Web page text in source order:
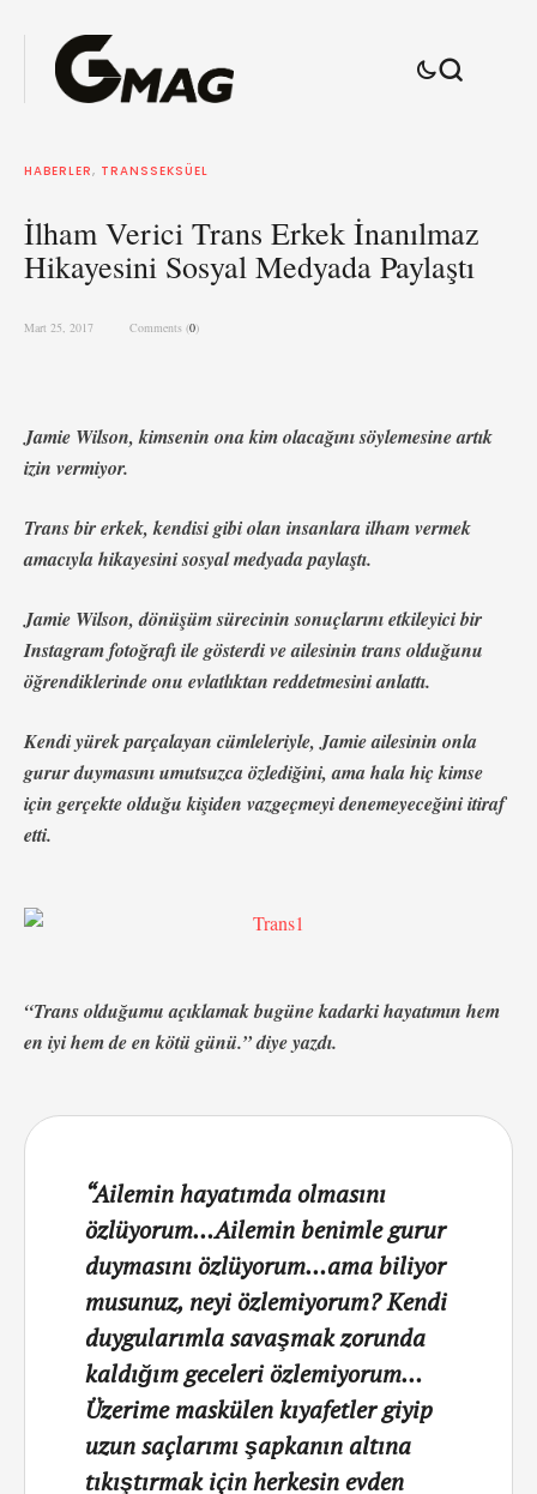
HABERLER, TRANSSEKSÜEL
İlham Verici Trans Erkek İnanılmaz
Hikayesini Sosyal Medyada Paylaştı
Mart 25, 2017 Comments (0)
Jamie Wilson, kimsenin ona kim olacağını söylemesine artık
izin vermiyor.
Trans bir erkek, kendisi gibi olan insanlara ilham vermek
amacıyla hikayesini sosyal medyada paylaştı.
Jamie Wilson, dönüşüm sürecinin sonuçlarını etkileyici bir
Instagram fotoğrafı ile gösterdi ve ailesinin trans olduğunu
öğrendiklerinde onu evlatlıktan reddetmesini anlattı.
Kendi yürek parçalayan cümleleriyle, Jamie ailesinin onla
gurur duymasını umutsuzca özlediğini, ama hala hiç kimse
için gerçekte olduğu kişiden vazgeçmeyi denemeyeceğini itiraf
etti.
“Trans olduğumu açıklamak bugüne kadarki hayatımın hem
en iyi hem de en kötü günü.” diye yazdı.
“Ailemin hayatımda olmasını
özlüyorum…Ailemin benimle gurur
duymasını özlüyorum…ama biliyor
musunuz, neyi özlemiyorum? Kendi
duygularımla savaşmak zorunda
kaldığım geceleri özlemiyorum…
Üzerime maskülen kıyafetler giyip
uzun saçlarımı şapkanın altına
tıkıştırmak için herkesin evden